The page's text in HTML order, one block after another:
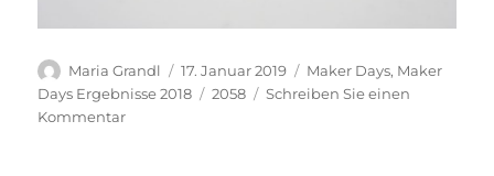
Autor
Maria Grandl
Veröffentlicht
am
17. Januar 2019 Kategorien
Maker Days, Maker
Days Ergebnisse 2018
Schlagwörter
2058
Schreiben Sie einen
Kommentarzu